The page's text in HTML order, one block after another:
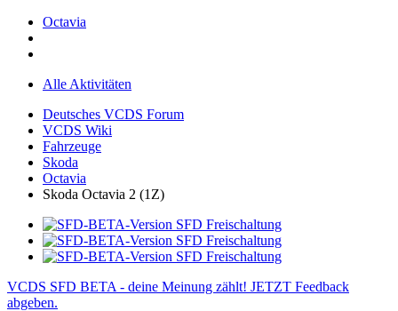
Octavia
Alle Aktivitäten
Deutsches VCDS Forum
VCDS Wiki
Fahrzeuge
Skoda
Octavia
Skoda Octavia 2 (1Z)
VCDS SFD BETA - deine Meinung zählt! JETZT Feedback
abgeben.